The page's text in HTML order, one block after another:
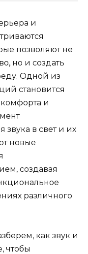
и
позволяют не
но и создать
Одной из
становится
и
в свет и их
новые
создавая
различного
как звук и
чтобы